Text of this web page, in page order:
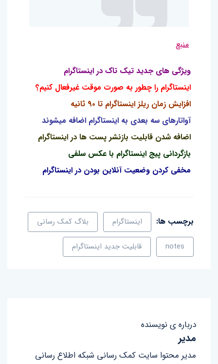
منبع
ویژگی های جدید تیک تاک در اینستاگرام
اینستاگرام را چطور به صورت موقت غیرفعال کنیم؟
افزایش زمان ریلز اینستاگرام تا ۹۰ ثانیه
آواتارهای سه بعدی به اینستاگرام اضافه میشوند
اضافه شدن قابلیت بازنشر پست ها در اینستاگرام
بازگردانی پیج اینستاگرام با عکس سلفی
مخفی کردن وضعیت آنلاین بودن در اینستاگرام
برچسب ها: اینستاگرام بلاگ کمک رسانی
notes قابلیت جدید اینستاگرام
درباره ی نویسنده
مدیر
مدیر محتوا سایت کمک رسانی شبکه اطلاع رسانی